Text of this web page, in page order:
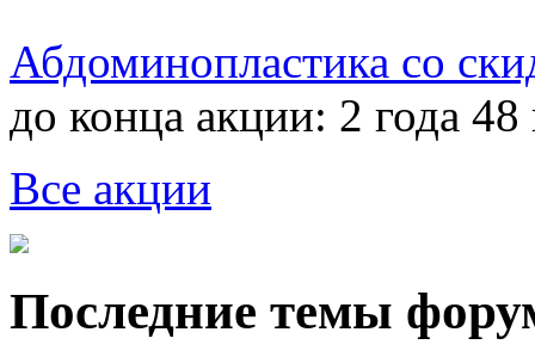
Абдоминопластика со
до конца акции: 2 года 48
Все акции
Последние темы